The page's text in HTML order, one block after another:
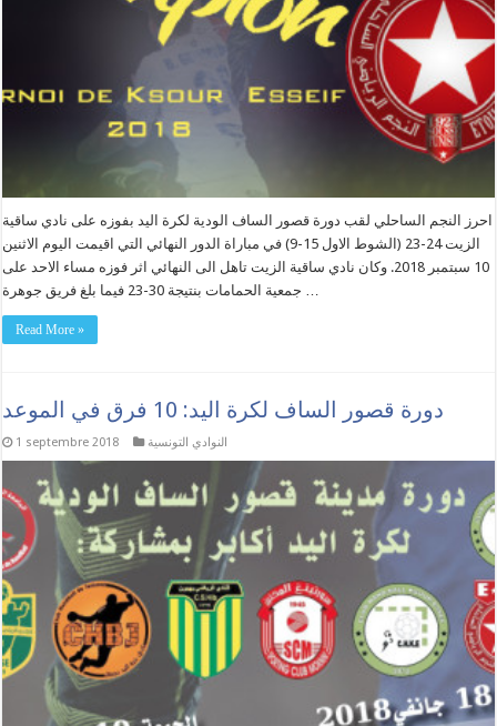
احرز النجم الساحلي لقب دورة قصور الساف الودية لكرة اليد بفوزه على نادي ساقية
الزيت 24-23 (الشوط الاول 15-9) في مباراة الدور النهائي التي اقيمت اليوم الاثنين
10 سبتمبر 2018. وكان نادي ساقية الزيت تاهل الى النهائي اثر فوزه مساء الاحد على
جمعية الحمامات بنتيجة 30-23 فيما بلغ فريق جوهرة …
Read More »
دورة قصور الساف لكرة اليد: 10 فرق في الموعد
1 septembre 2018 النوادي التونسية